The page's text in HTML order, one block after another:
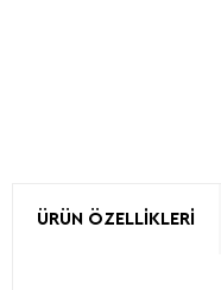
ÜRÜN ÖZELLIKLERI